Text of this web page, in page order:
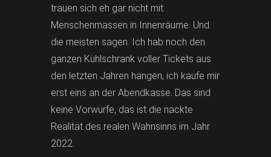
trauen sich eh gar nicht mit
Menschenmassen in Innenräume. Und
die meisten sagen: Ich hab noch den
ganzen Kühlschrank voller Tickets aus
den letzten Jahren hängen, ich kaufe mir
erst eins an der Abendkasse. Das sind
keine Vorwürfe, das ist die nackte
Realität des realen Wahnsinns im Jahr
2022.